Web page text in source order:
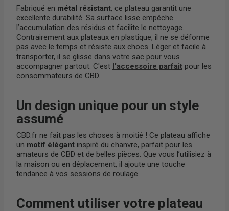
Fabriqué en métal résistant, ce plateau garantit une
excellente durabilité. Sa surface lisse empêche
l’accumulation des résidus et facilite le nettoyage.
Contrairement aux plateaux en plastique, il ne se déforme
pas avec le temps et résiste aux chocs. Léger et facile à
transporter, il se glisse dans votre sac pour vous
accompagner partout. C'est l'accessoire parfaitpour les
consommateurs de CBD.
Un design unique pour un style
assumé
CBD.fr ne fait pas les choses à moitié ! Ce plateau affiche
un motif élégantinspiré du chanvre, parfait pour les
amateurs de CBD et de belles pièces. Que vous l’utilisiez à
la maison ou en déplacement, il ajoute une touche
tendance à vos sessions de roulage.
Comment utiliser votre plateau